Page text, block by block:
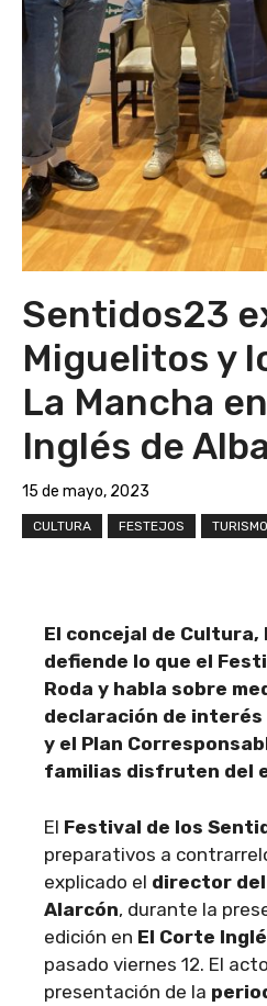
Sentidos23
Miguelitos y
La Mancha
Inglés de
15 de mayo, 2023
CULTURA FESTEJOS TURISMO
El concejal de Cultura,
defiende lo que el
Roda y habla sobre
declaración de
y el Plan
familias disfruten del
El Festival de los
preparativos a
explicado el director
Alarcón, durante la
edición en El Corte
pasado viernes 12. El
presentación de la